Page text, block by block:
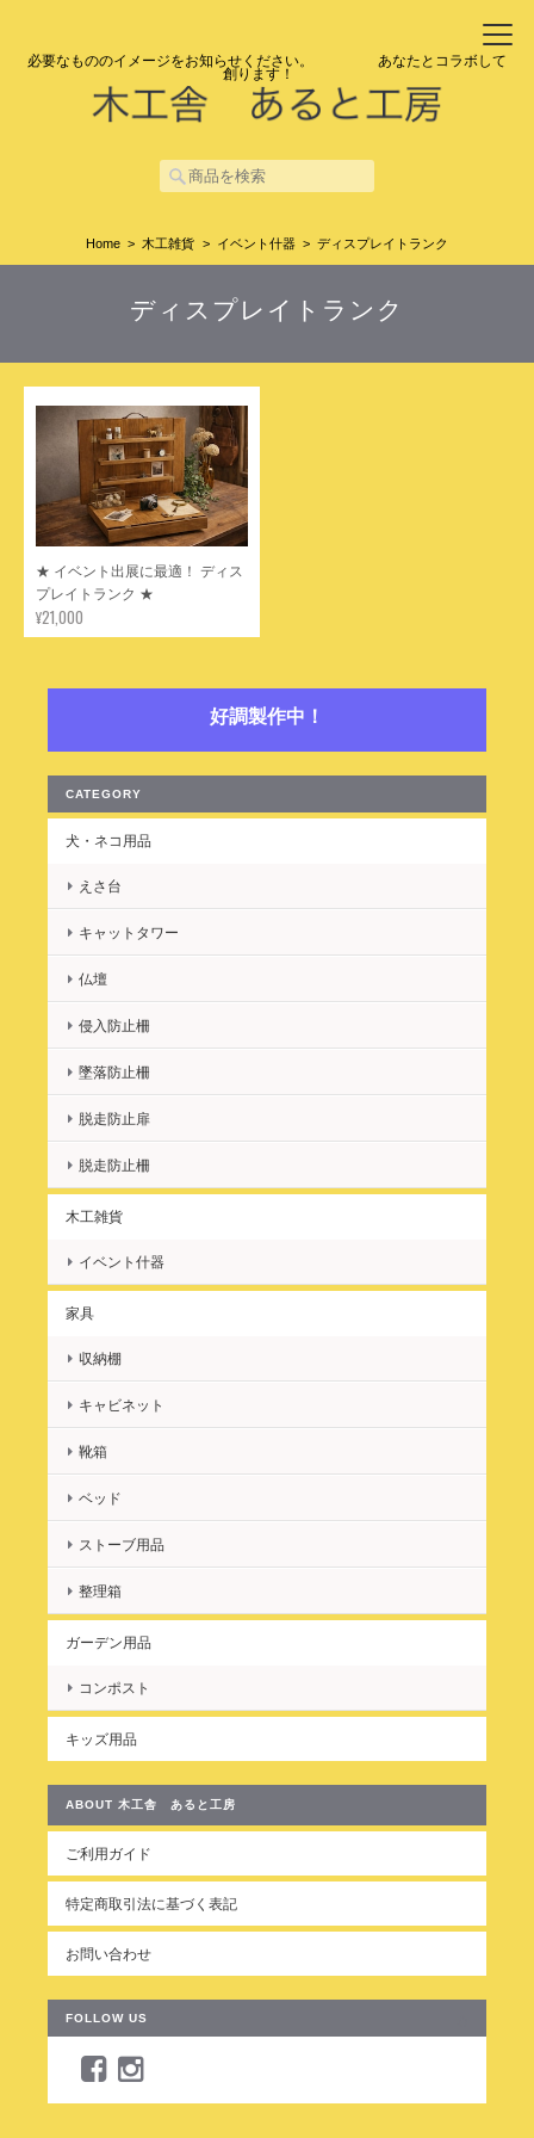
必要なもののイメージをお知らせください。 あなたとコラボして
創ります！
Home 木工雑貨 イベント什器 ディスプレイトランク
ディスプレイトランク
★ イベント出展に最適！ ディス
プレイトランク ★
¥21,000
好調製作中！
CATEGORY
犬・ネコ用品
えさ台
キャットタワー
仏壇
侵入防止柵
墜落防止柵
脱走防止扉
脱走防止柵
木工雑貨
イベント什器
家具
収納棚
キャビネット
靴箱
ベッド
ストーブ用品
整理箱
ガーデン用品
コンポスト
キッズ用品
ABOUT 木工舎 あると工房
ご利用ガイド
特定商取引法に基づく表記
お問い合わせ
FOLLOW US